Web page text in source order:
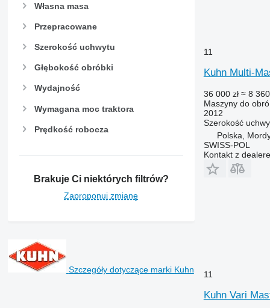
Własna masa
Przepracowane
Szerokość uchwytu
Głębokość obróbki
Wydajność
Wymagana moc traktora
Prędkość robocza
Brakuje Ci niektórych filtrów?
Zaproponuj zmianę
Szczegóły dotyczące marki Kuhn
11
Kuhn Multi-
36 000 zł ≈ 8
Maszyny do
2012
Szerokość
Polska,
SWISS-POL
Kontakt z
11
Kuhn Vari